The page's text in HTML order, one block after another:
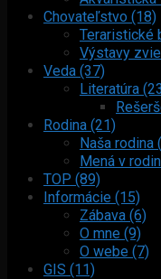
Chovateľstvo (18)
Teraristické
Výstavy
Veda (37)
Literatúra
Rodina (21)
Naša rodina
Mená v
TOP (89)
Informácie (15)
Zábava (6)
O mne (9)
O webe (7)
GIS (11)